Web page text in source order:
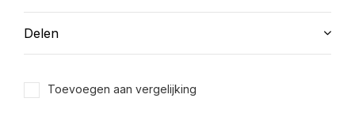
Delen
Toevoegen aan vergelijking